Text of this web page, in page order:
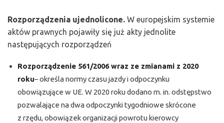
Rozporządzenia ujednolicone. W europejskim systemie
aktów prawnych pojawiły się już akty jednolite
następujących rozporządzeń
Rozporządzenie 561/2006 wraz ze zmianami z 2020
roku– określa normy czasu jazdy i odpoczynku
obowiązujące w UE. W 2020 roku dodano m. in. odstępstwo
pozwalające na dwa odpoczynki tygodniowe skrócone
z rzędu, obowiązek organizacji powrotu kierowcy